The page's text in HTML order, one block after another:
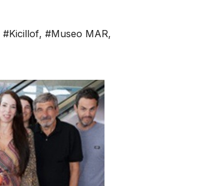
#Kicillof, #Museo MAR,